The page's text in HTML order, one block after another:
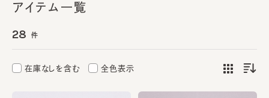
アイテム一覧
28 件
在庫なしを含む 全色表示